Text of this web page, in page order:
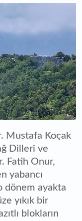
Mustafa Koçak
Dilleri ve
Fatih Onur,
yabancı
dönem ayakta
yıkık bir
blokların